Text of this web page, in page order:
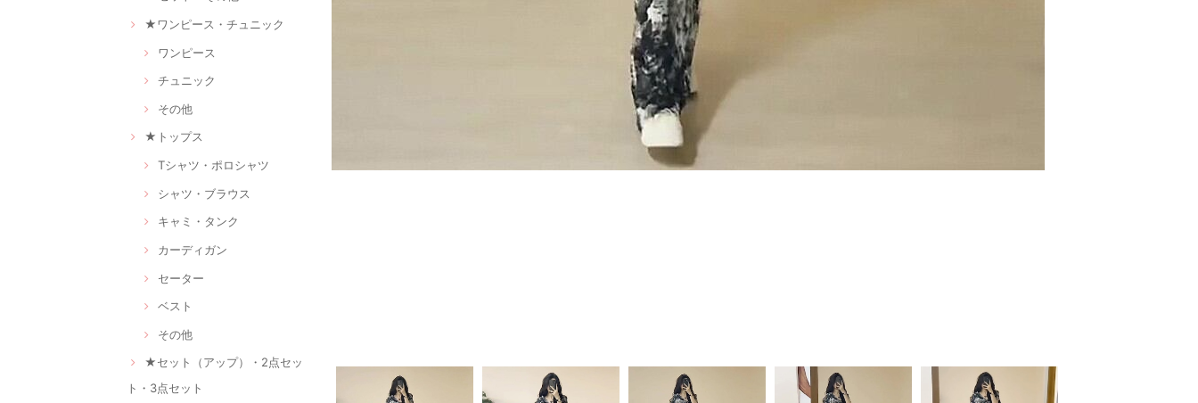
★ワンピース・チュニック
ワンピース
チュニック
その他
★トップス
Tシャツ・ポロシャツ
シャツ・ブラウス
キャミ・タンク
カーディガン
セーター
ベスト
その他
★セット（アップ）・2点セッ
ト・3点セット